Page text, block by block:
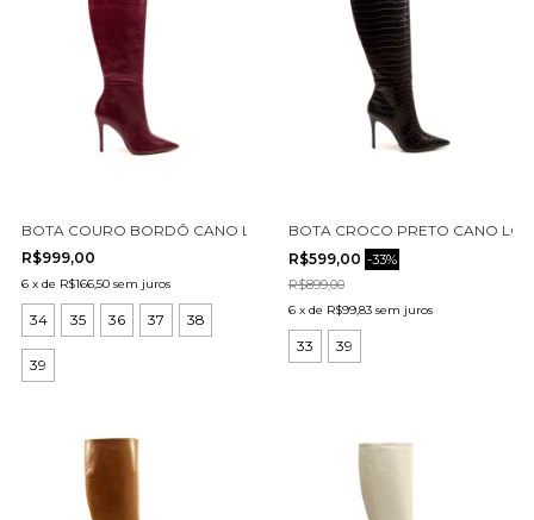
BOTA COURO BORDÔ CANO LONGO CECCONELLO 2396007-4
R$999,00
6 x de R$166,50 sem juros
34 35 36 37 38
39
BOTA CROCO PRETO CANO
R$599,00 -33%
R$899,00
6 x de R$99,83 sem juros
33 39